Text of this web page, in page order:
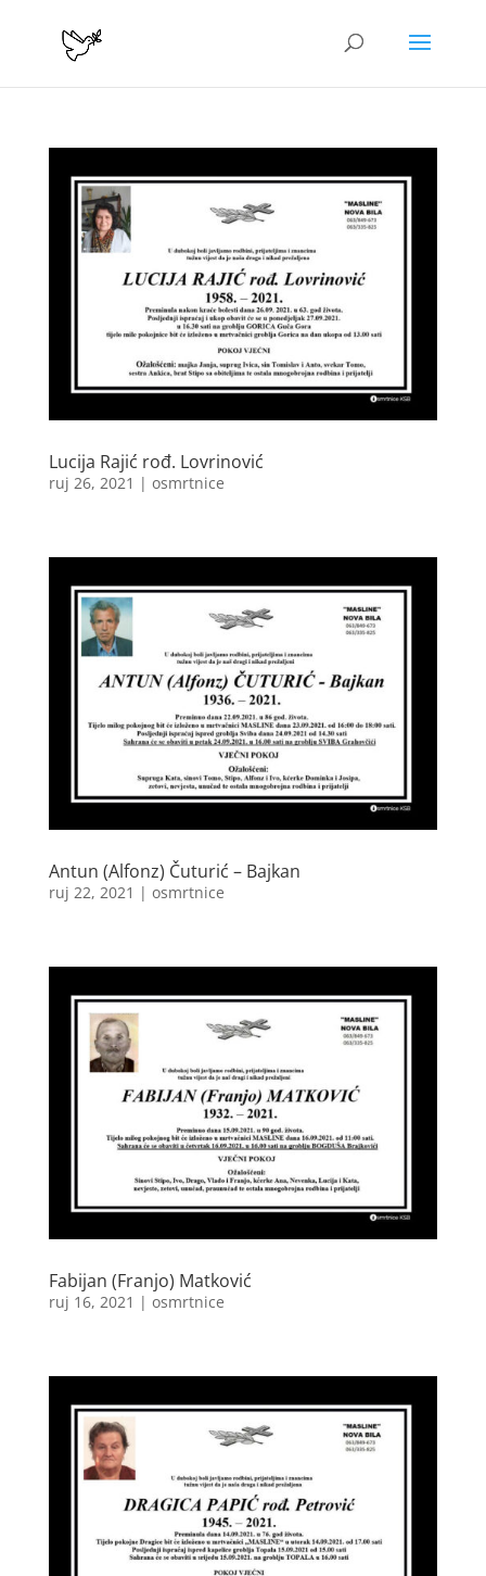
Lucija Rajić rođ. Lovrinović
ruj 26, 2021 | osmrtnice
Antun (Alfonz) Čuturić – Bajkan
ruj 22, 2021 | osmrtnice
Fabijan (Franjo) Matković
ruj 16, 2021 | osmrtnice